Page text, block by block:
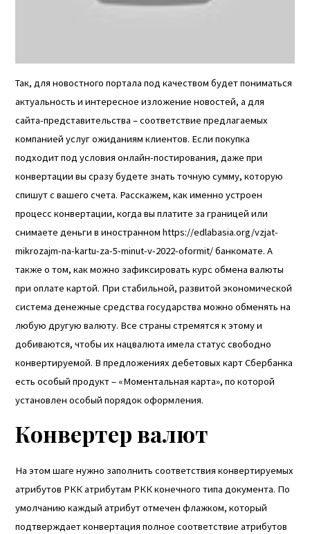
Так, для новостного портала под качеством будет пониматься
актуальность и интересное изложение новостей, а для
сайта-представительства – соответствие предлагаемых
компанией услуг ожиданиям клиентов. Если покупка
подходит под условия онлайн-постирования, даже при
конвертации вы сразу будете знать точную сумму, которую
спишут с вашего счета. Расскажем, как именно устроен
процесс конвертации, когда вы платите за границей или
снимаете деньги в иностранномhttps://edlabasia.org/vzjat-
mikrozajm-na-kartu-za-5-minut-v-2022-oformit/банкомате. А
также о том, как можно зафиксировать курс обмена валюты
при оплате картой. При стабильной, развитой экономической
система денежные средства государства можно обменять на
любую другую валюту. Все страны стремятся к этому и
добиваются, чтобы их нацвалюта имела статус свободно
конвертируемой. В предложениях дебетовых карт Сбербанка
есть особый продукт – «Моментальная карта», по которой
установлен особый порядок оформления.
Конвертер валют
На этом шаге нужно заполнить соответствия конвертируемых
атрибутов РКК атрибутам РКК конечного типа документа. По
умолчанию каждый атрибут отмечен флажком, который
подтверждаетконвертация полное соответствие атрибутов